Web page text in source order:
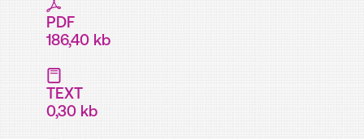
PDF
186,40 kb
TEXT
0,30 kb